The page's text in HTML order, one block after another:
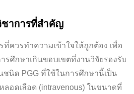
าการที่สำคัญ
ที่ควรทำความเข้าใจให้ถูกต้อง เพื่อ
รศึกษาเกินขอบเขตที่งานวิจัยรองรับ
ชนิด PGG ที่ใช้ในการศึกษานี้เป็น
อดเลือด (intravenous) ในขนาดที่